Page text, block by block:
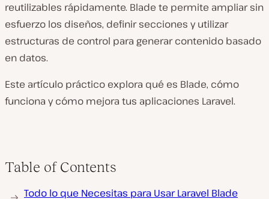
reutilizables rápidamente. Blade te permite ampliar sin
esfuerzo los diseños, definir secciones y utilizar
estructuras de control para generar contenido basado
en datos.
Este artículo práctico explora qué es Blade, cómo
funciona y cómo mejora tus aplicaciones Laravel.
Table of Contents
Todo lo que Necesitas para Usar Laravel Blade